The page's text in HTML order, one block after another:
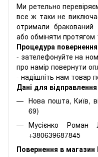
Ми ретельно
все ж таки не
отримали
або обміняти
Процедура
- зателефонуйте на
про намір повернути
- надішліть нам товар
Дані для
Нова пошта, Київ,
69)
Мусієнко Роман
+380639687845
Повернення в